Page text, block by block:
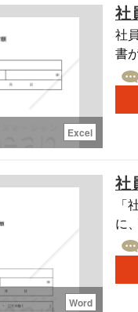
Excel
社
社
書が「
テ
人
申
プ
el
Word
社
「
に、
た
請
能です。 また、社員